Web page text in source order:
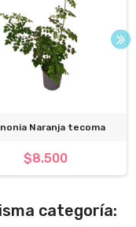
Naranja tecoma
$8.500
categoría: